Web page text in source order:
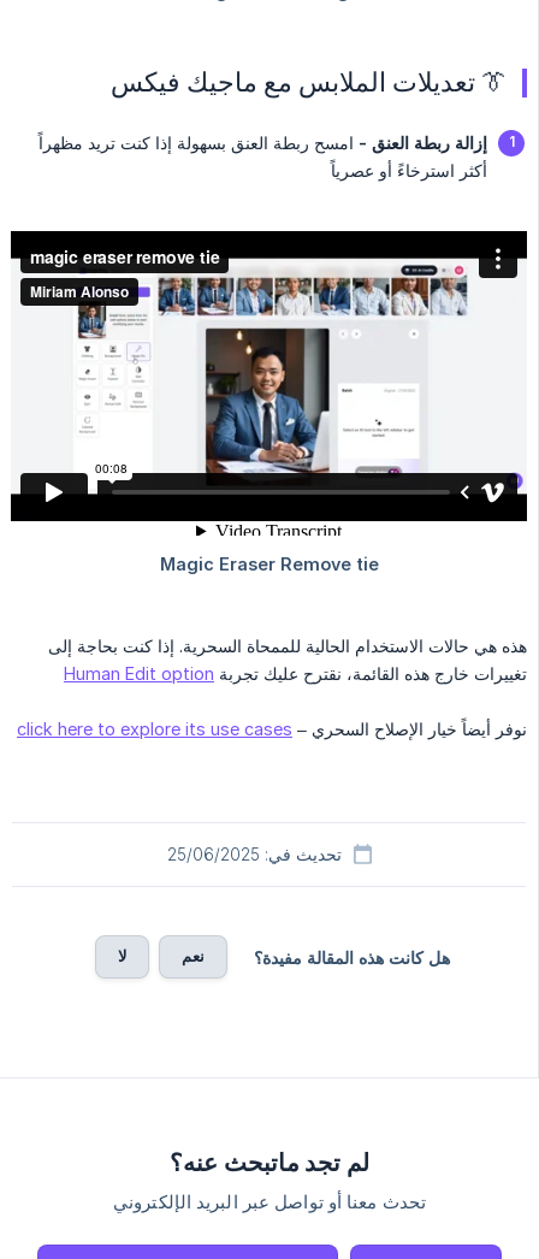
👔 تعديلات الملابس مع ماجيك فيكس
إزالة ربطة العنق - امسح ربطة العنق بسهولة إذا كنت تريد مظهراً
أكثر استرخاءً أو عصرياً
هذه هي حالات الاستخدام الحالية للممحاة السحرية. إذا كنت بحاجة إلى
تغييرات خارج هذه القائمة، نقترح عليك تجربة Human Edit option
نوفر أيضاً خيار الإصلاح السحري – click here to explore its use cases
تحديث في: 25/06/2025
هل كانت هذه المقالة مفيدة؟ نعم لا
لم تجد ماتبحث عنه؟
تحدث معنا أو تواصل عبر البريد الإلكتروني